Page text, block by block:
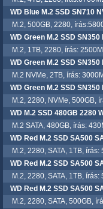
WD Blue M.2 SSD SN710
M.2, 500GB, 2280,
WD Green M.2 SSD
M.2, 1TB, 2280, írás:
WD Green M.2 SSD
M.2 NVMe, 2TB, írás:
WD Green M.2 SSD
M.2, 2280, NVMe, 500GB,
WD M.2 SSD 480GB 2280
M.2 SATA, 480GB, írás:
WD Red M.2 SSD SA500
M.2, 2280, SATA, 1TB, írás:
WD Red M.2 SSD SA500
M.2, 2280, SATA, 1TB, írás:
WD Red M.2 SSD SA500
M.2, 2280, SATA, 500GB,